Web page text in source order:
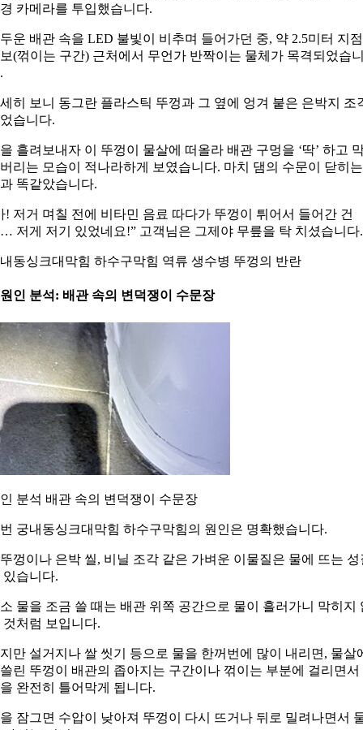
카메라를 투입했습니다.
운 배관 속을 LED 불빛이 비추며 들어가던 중, 약 2.5미터 지
(꺾이는 구간) 근처에서 무언가 반짝이는 물체가 목격되었습
히 보니 동그란 플라스틱 뚜껑과 그 옆에 엉겨 붙은 은박지 조
습니다.
흘려보내자 이 뚜껑이 물살에 떠올라 배관 구멍을 ‘딱’ 하고
리는 모습이 적나라하게 보였습니다. 마치 댐의 수문이 닫히는
똑같았습니다.
! 저거 며칠 전에 비타민 음료 따다가 뚜껑이 튀어서 들어간 건
저게 저기 있었네요!” 고객님은 그제야 무릎을 탁 치셨습니다.
동싱크대막힘 하수구막힘 역류 생수병 뚜껑의 반란
인 분석: 배관 속의 변덕쟁이 수문장
분석 배관 속의 변덕쟁이 수문장
궁내동싱크대막힘 하수구막힘의 원인은 명확했습니다.
껑이나 은박 씰, 비닐 조각 같은 가벼운 이물질은 물에 뜨는 성
있습니다.
물을 조금 쓸 때는 배관 위쪽 공간으로 물이 흘러가니 막히지
것처럼 보입니다.
만 설거지나 쌀 씻기 등으로 물을 한꺼번에 많이 내리면, 물살
린 뚜껑이 배관의 좁아지는 구간이나 꺾이는 부분에 걸리면서
완전히 틀어막게 됩니다.
잠그면 수압이 낮아져 뚜껑이 다시 뜨거나 뒤로 밀려나면서